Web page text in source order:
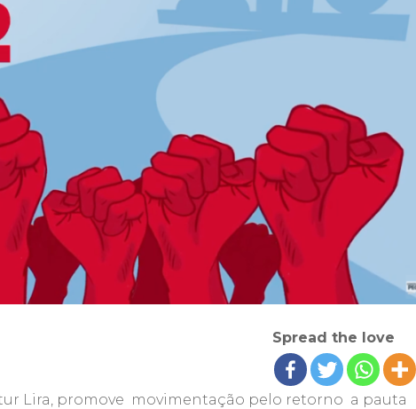
Spread the love
Lira, promove movimentação pelo retorno a pauta